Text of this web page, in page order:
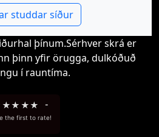
studdar síður
þínum.Sérhver skrá er
þinn yfir örugga, dulkóðuð
í rauntíma.
★★ ★★ -
the first to rate!